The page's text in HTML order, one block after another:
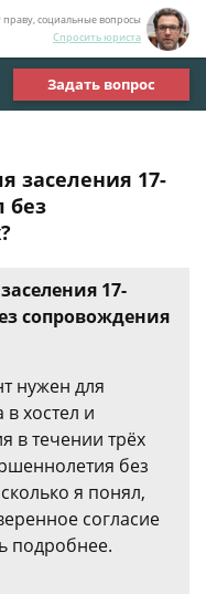
социальные вопросы
Спросить юриста
Задать вопрос
заселения 17-
без
17-
сопровождения
нужен для
в хостел и
в течении трёх
без
я понял,
согласие
подробнее.